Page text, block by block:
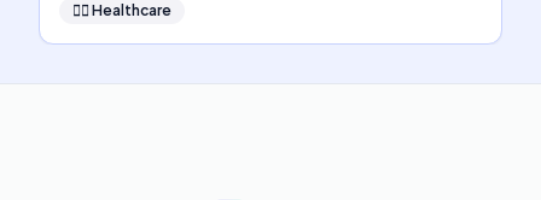
👩‍⚕️ Healthcare